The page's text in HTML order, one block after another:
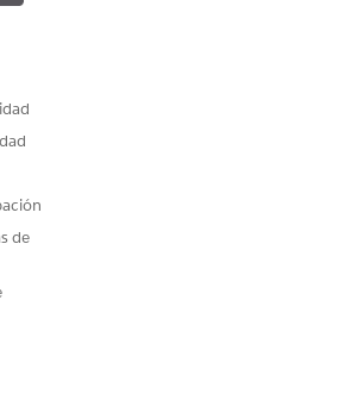
click a record name on a node.
de